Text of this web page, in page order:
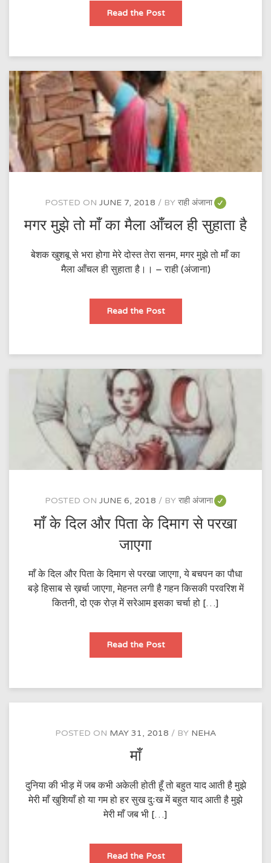
Read the Postसिफ़त
के
साफ़
आते
हैं
POSTED ONJUNE 7, 2018 BYराही अंजाना
मगर मुझे तो माँ का मैला आँचल ही सुहाता है
बेशक खुशबू से भरा होगा मेरे दोस्त तेरा सनम, मगर मुझे तो माँ का
मैला आँचल ही सुहाता है।। – राही (अंजाना)
Read the Postमगर
तो
मैला
ही
सुहाता
POSTED ON JUNE 6, 2018 BY राही अंजाना
माँ के दिल और पिता के दिमाग से परखा
जाएगा
माँ के दिल और पिता के दिमाग से परखा जाएगा, ये बचपन का पौधा
बड़े हिसाब से ख़र्चा जाएगा, मेहनत लगी है गहन किसकी परवरिश में
कितनी, दो एक रोज़ में सरेआम इसका चर्चा हो […]
Read the Postमाँ
दिल
के
से
POSTED ON MAY 31, 2018 BY NEHA
माँ
दुनिया की भीड़ में जब कभी अकेली होती हूँ तो बहुत याद आती है मुझे
मेरी माँ खुशियाँ हो या गम हो हर सुख दुःख में बहुत याद आती है मुझे
मेरी माँ जब भी […]
Read the Postमाँ